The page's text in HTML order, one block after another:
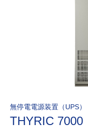
無停電電源装置（UPS）
THYRIC 7000